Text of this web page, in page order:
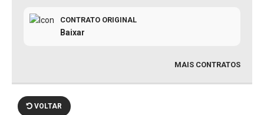
CONTRATO ORIGINAL
Baixar
MAIS CONTRATOS
VOLTAR